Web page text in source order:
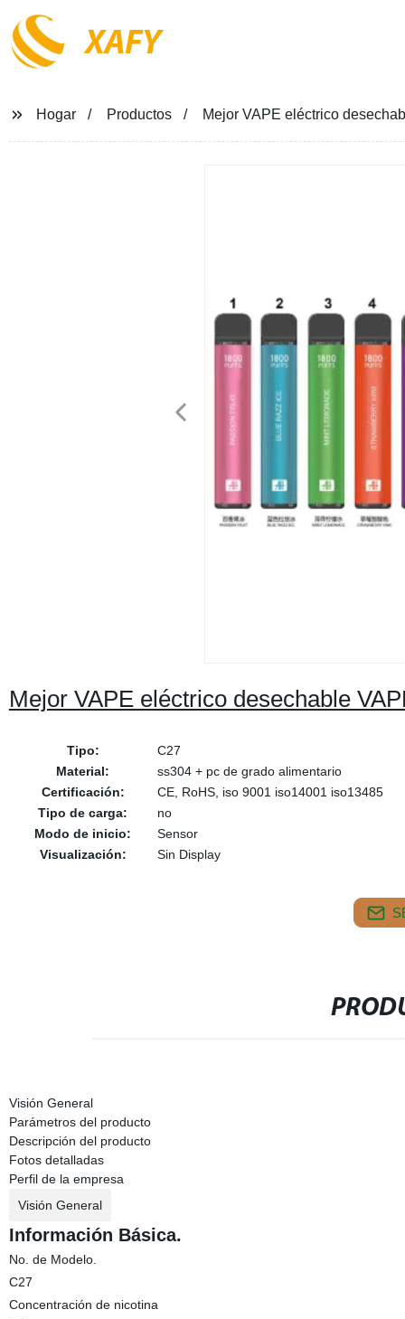
XAFY
Hogar Productos Mejor VAPE eléctrico
Mejor VAPE eléctrico desechable
Tipo:
C27
Material:
ss304 + pc de grado alimentario
Certificación:
CE, RoHS, iso 9001 iso14001 iso13485
Tipo de carga:
no
Modo de inicio:
Sensor
Visualización:
Sin Display
Visión General
Parámetros del producto
Descripción del producto
Fotos detalladas
Perfil de la empresa
Visión General
Información Básica.
No. de Modelo.
C27
Concentración de nicotina